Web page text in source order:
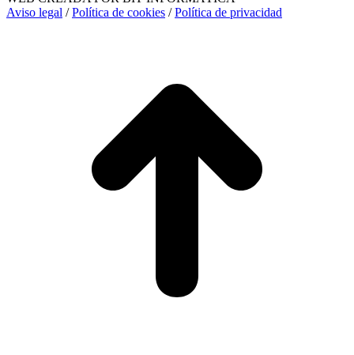
Aviso legal /Política de cookies /Política de privacidad